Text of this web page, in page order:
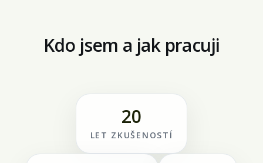
Kdo jsem a jak pracuji
20
LET ZKUŠENOSTÍ